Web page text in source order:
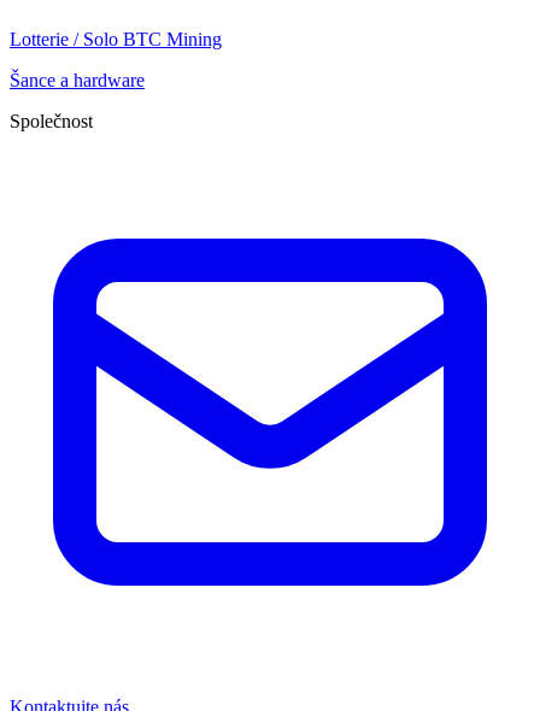
Lotterie / Solo BTC Mining
Šance a hardware
Společnost
Kontaktujte nás